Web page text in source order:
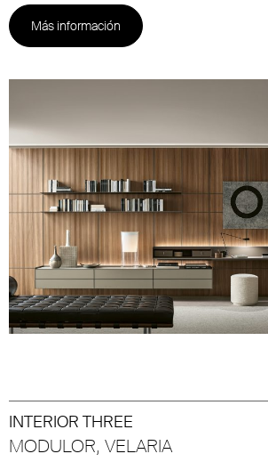
Más información
INTERIOR THREE
MODULOR, VELARIA